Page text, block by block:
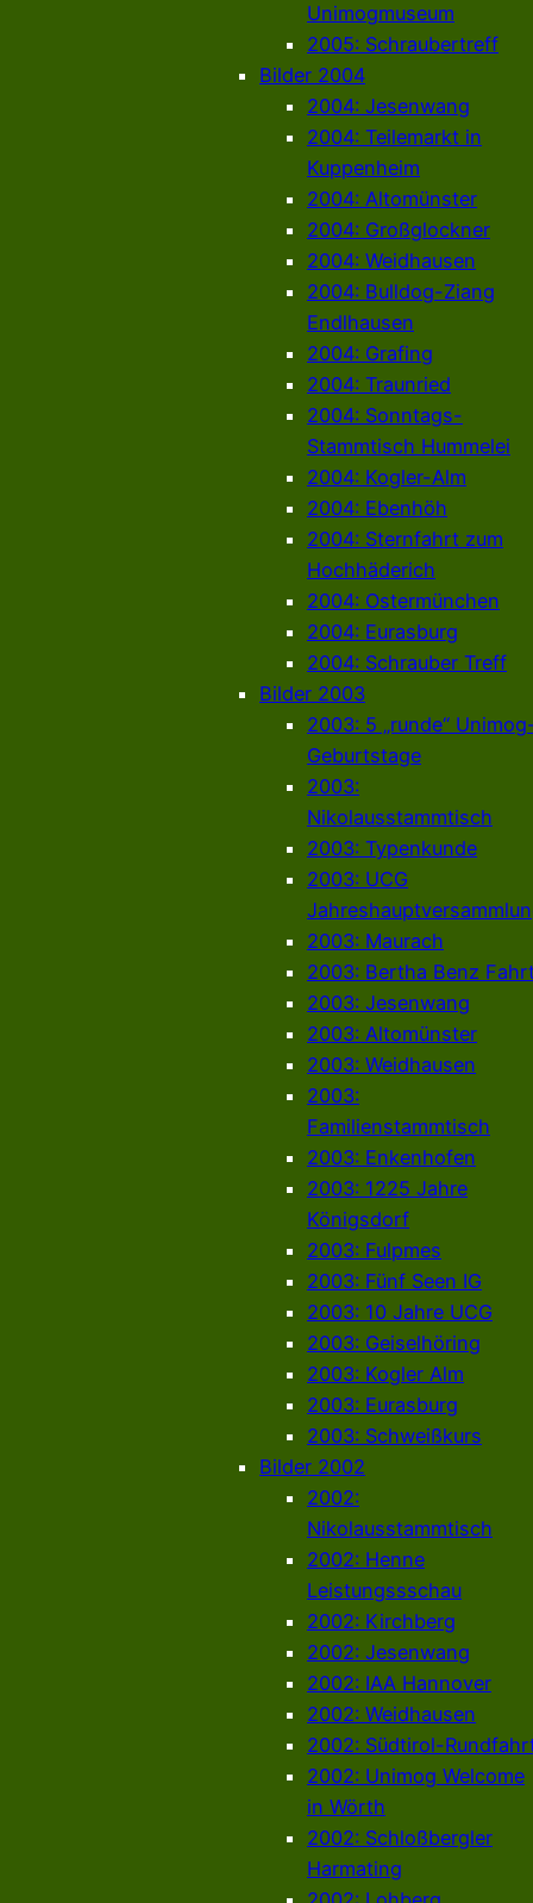
Unimogmuseum
2005: Schraubertreff
Bilder 2004
2004: Jesenwang
2004: Teilemarkt in
Kuppenheim
2004: Altomünster
2004: Großglockner
2004: Weidhausen
2004: Bulldog-Ziang
Endlhausen
2004: Grafing
2004: Traunried
2004: Sonntags-
Stammtisch Hummelei
2004: Kogler-Alm
2004: Ebenhöh
2004: Sternfahrt zum
Hochhäderich
2004: Ostermünchen
2004: Eurasburg
2004: Schrauber Treff
Bilder 2003
2003: 5 „runde“
Geburtstage
2003:
Nikolausstammtisch
2003: Typenkunde
2003: UCG
2003: Maurach
2003: Bertha Benz
2003: Jesenwang
2003: Altomünster
2003: Weidhausen
2003:
Familienstammtisch
2003: Enkenhofen
2003: 1225 Jahre
Königsdorf
2003: Fulpmes
2003: Fünf Seen IG
2003: 10 Jahre UCG
2003: Geiselhöring
2003: Kogler Alm
2003: Eurasburg
2003: Schweißkurs
Bilder 2002
2002:
Nikolausstammtisch
2002: Henne
Leistungssschau
2002: Kirchberg
2002: Jesenwang
2002: IAA Hannover
2002: Weidhausen
2002: Südtirol-
2002: Unimog Welcome
in Wörth
2002: Schloßbergler
Harmating